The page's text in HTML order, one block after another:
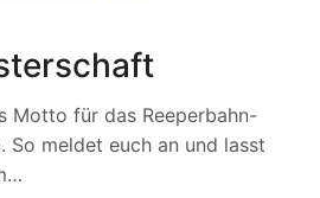
Motto für das Reeperbahn-
So meldet euch an und lasst